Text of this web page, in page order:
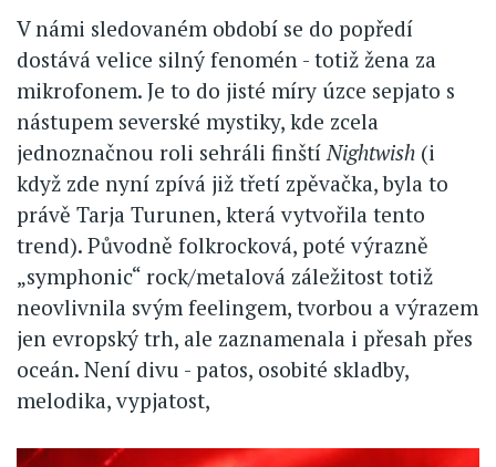
V námi sledovaném období se do popředí
dostává velice silný fenomén - totiž žena za
mikrofonem. Je to do jisté míry úzce sepjato s
nástupem severské mystiky, kde zcela
jednoznačnou roli sehráli finštíNightwish (i
když zde nyní zpívá již třetí zpěvačka, byla to
právě Tarja Turunen, která vytvořila tento
trend). Původně folkrocková, poté výrazně
„symphonic“ rock/metalová záležitost totiž
neovlivnila svým feelingem, tvorbou a výrazem
jen evropský trh, ale zaznamenala i přesah přes
oceán. Není divu - patos, osobité skladby,
melodika, vypjatost,